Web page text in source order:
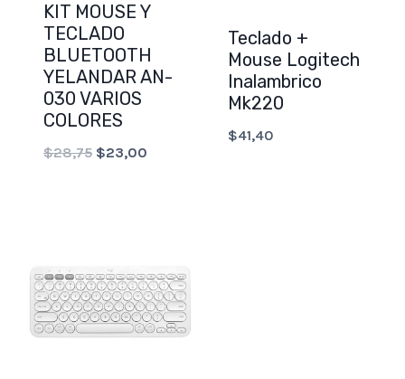
KIT MOUSE Y
TECLADO
BLUETOOTH
YELANDAR AN-
030 VARIOS
COLORES
$28,75 Original
$23,00
Teclado +
Mouse Logitech
Inalambrico
Mk220
$41,40